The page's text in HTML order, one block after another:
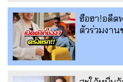
ฮือฮา!อดีต
ตัวร่วมงาน